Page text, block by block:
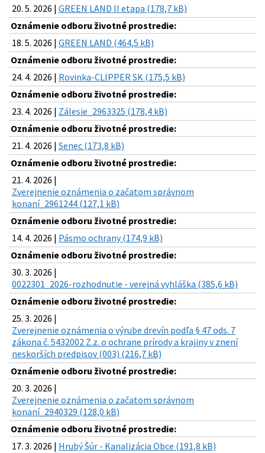
20. 5. 2026 | GREEN LAND II etapa (178,7 kB)
Oznámenie odboru životné prostredie:
18. 5. 2026 | GREEN LAND (464,5 kB)
Oznámenie odboru životné prostredie:
24. 4. 2026 | Rovinka-CLIPPER SK (175,5 kB)
Oznámenie odboru životné prostredie:
23. 4. 2026 | Zálesie_2963325 (178,4 kB)
Oznámenie odboru životné prostredie:
21. 4. 2026 | Senec (173,8 kB)
Oznámenie odboru životné prostredie:
21. 4. 2026 |
Zverejnenie oznámenia o začatom správnom
konaní_2961244 (127,1 kB)
Oznámenie odboru životné prostredie:
14. 4. 2026 | Pásmo ochrany (174,9 kB)
Oznámenie odboru životné prostredie:
30. 3. 2026 |
0022301_2026-rozhodnutie - verejná vyhláška (385,6 kB)
Oznámenie odboru životné prostredie:
25. 3. 2026 |
Zverejnenie oznámenia o výrube drevín podľa § 47 ods. 7
zákona č. 5432002 Z.z. o ochrane prírody a krajiny v znení
neskorších predpisov (003) (216,7 kB)
Oznámenie odboru životné prostredie:
20. 3. 2026 |
Zverejnenie oznámenia o začatom správnom
konaní_2940329 (128,0 kB)
Oznámenie odboru životné prostredie:
17. 3. 2026 | Hrubý Šúr - Kanalizácia Obce (191,8 kB)